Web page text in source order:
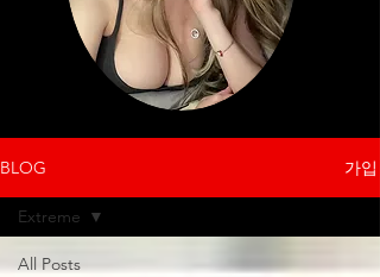
BLOG 가입
All Posts
Extreme